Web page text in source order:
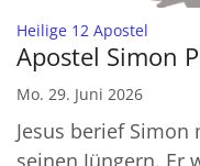
Heilige 12 Apostel
Apostel Simon
Mo. 29. Juni 2026
Jesus berief
seinen Jüngern. Er